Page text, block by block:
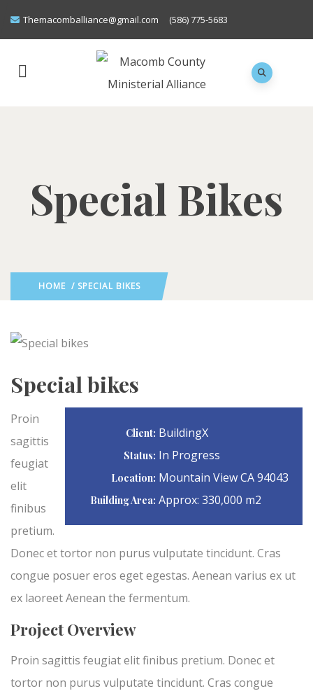
Themacomballiance@gmail.com (586) 775-5683
Special Bikes
HOME / SPECIAL BIKES
Special bikes
Client: BuildingX
Status: In Progress
Location: Mountain View CA 94043
Building Area: Approx: 330,000 m2
Proin
sagittis
feugiat
elit
finibus
pretium.
Donec et tortor non purus vulputate tincidunt. Cras
congue posuer eros eget egestas. Aenean varius ex ut
ex laoreet Aenean the fermentum.
Project Overview
Proin sagittis feugiat elit finibus pretium. Donec et
tortor non purus vulputate tincidunt. Cras congue